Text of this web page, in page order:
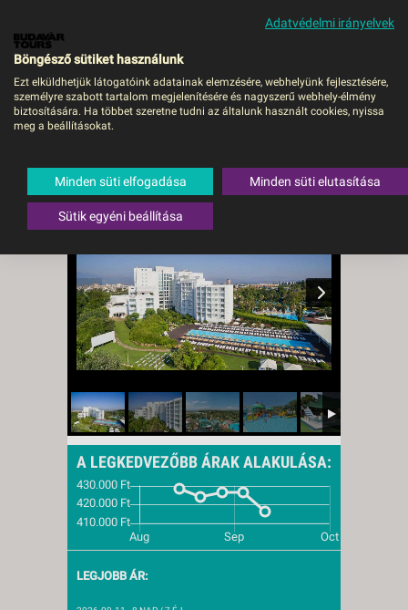
MENÜ
Sunis Hotel Su -
Törökország,Török riviéra,Antalya
A LEGKEDVEZŐBB ÁRAK ALAKULÁSA:
LEGJOBB ÁR:
Adatvédelmi irányelvek
Böngésző sütiket használunk
Ezt elküldhetjük látogatóink adatainak elemzésére, webhelyünk fejlesztésére,
személyre szabott tartalom megjelenítésére és nagyszerű webhely-élmény
biztosítására. Ha többet szeretne tudni az általunk használt cookies, nyissa
meg a beállításokat.
Minden süti elfogadása Minden süti elutasítása
Sütik egyéni beállítása